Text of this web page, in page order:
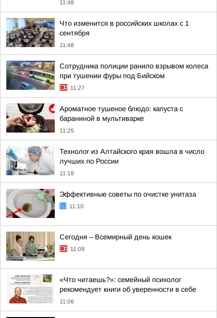
11:48
Что изменится в российских школах с 1
сентября
11:48
Сотрудника полиции ранило взрывом колеса
при тушении фуры под Бийском
11:27
Ароматное тушеное блюдо: капуста с
бараниной в мультиварке
11:25
Технолог из Алтайского края вошла в число
лучших по России
11:18
Эффективные советы по очистке унитаза
11:10
Сегодня – Всемирный день кошек
11:09
«Что читаешь?»: семейный психолог
рекомендует книги об уверенности в себе
11:06